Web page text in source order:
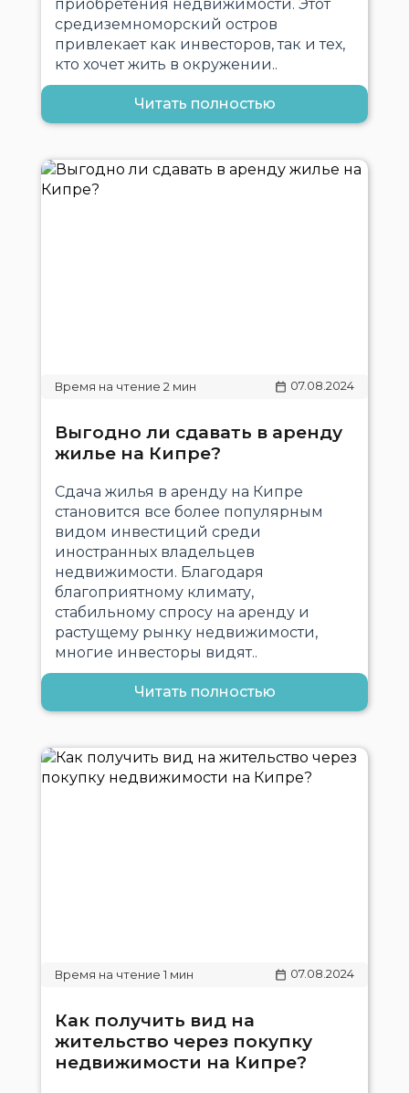
приобретения недвижимости. Этот
средиземноморский остров
привлекает как инвесторов, так и тех,
кто хочет жить в окружении..
Читать полностью
07.08.2024
Выгодно ли сдавать в аренду
жилье на Кипре?
Сдача жилья в аренду на Кипре
становится все более популярным
видом инвестиций среди
иностранных владельцев
недвижимости. Благодаря
благоприятному климату,
стабильному спросу на аренду и
растущему рынку недвижимости,
многие инвесторы видят..
Читать полностью
07.08.2024
Как получить вид на
жительство через покупку
недвижимости на Кипре?